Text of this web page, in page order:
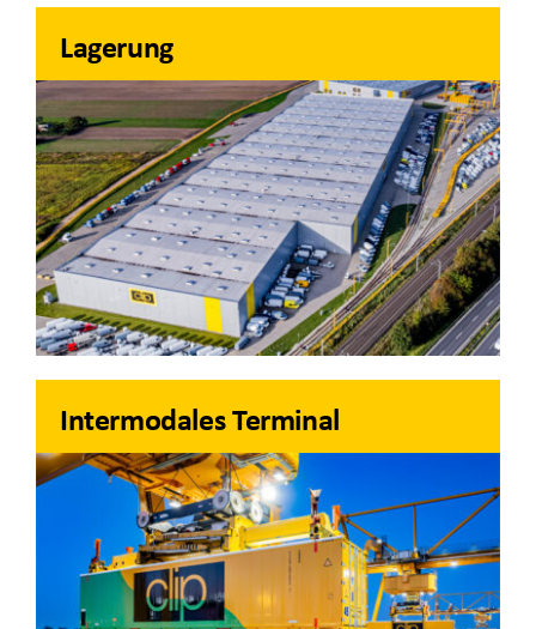
Lagerung
Intermodales Terminal